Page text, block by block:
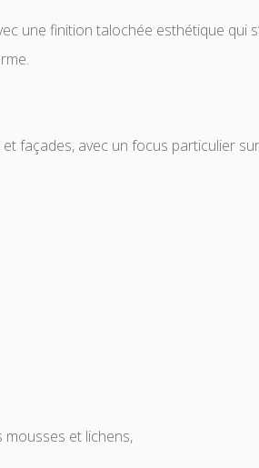
une finition talochée esthétique qui
façades, avec un focus particulier
et lichens,